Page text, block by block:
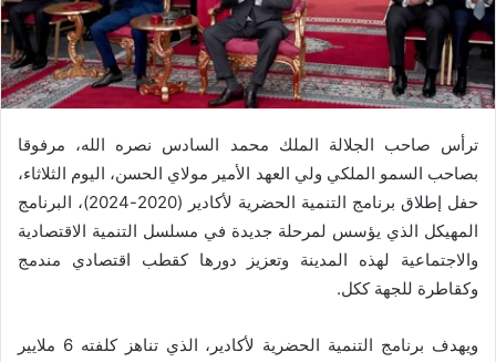
ترأس صاحب الجلالة الملك محمد السادس نصره الله، مرفوقا
بصاحب السمو الملكي ولي العهد الأمير مولاي الحسن، اليوم الثلاثاء،
حفل إطلاق برنامج التنمية الحضرية لأكادير (2020-2024)، البرنامج
المهيكل الذي يؤسس لمرحلة جديدة في مسلسل التنمية الاقتصادية
والاجتماعية لهذه المدينة وتعزيز دورها كقطب اقتصادي مندمج
وكقاطرة للجهة ككل.
ويهدف برنامج التنمية الحضرية لأكادير، الذي تناهز كلفته 6 ملايير